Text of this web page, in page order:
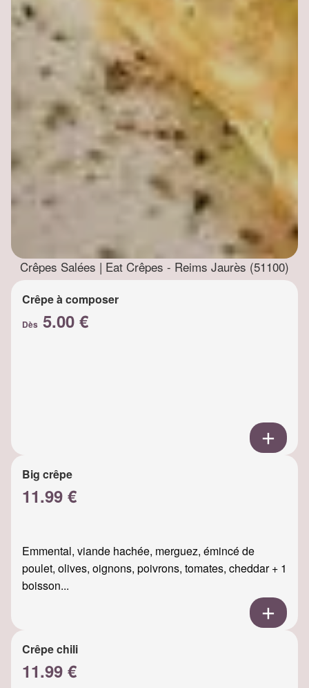
Crêpes Salées | Eat Crêpes - Reims Jaurès (51100)
Crêpe à composer
Dès 5.00 €
Big crêpe
11.99 €
Emmental, viande hachée, merguez, émincé de
poulet, olives, oignons, poivrons, tomates, cheddar + 1
boisson...
Crêpe chili
11.99 €